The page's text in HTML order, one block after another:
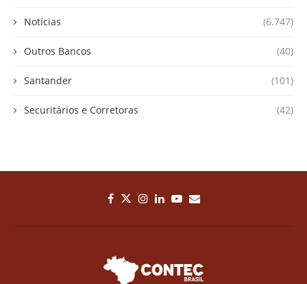
Notícias (6.747)
Outros Bancos (40)
Santander (101)
Securitários e Corretoras (42)